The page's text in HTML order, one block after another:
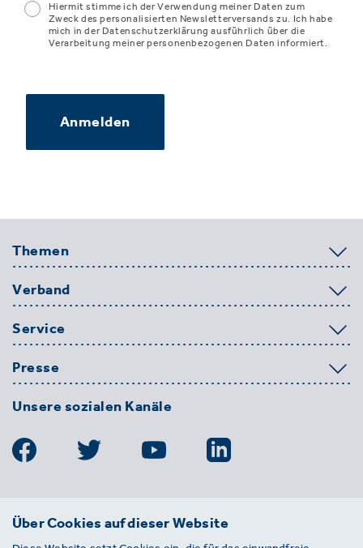
Hiermit stimme ich der Verwendung meiner Daten zum
Zweck des personalisierten Newsletterversands zu. Ich habe
mich in der Datenschutzerklärung ausführlich über die
Verarbeitung meiner personenbezogenen Daten informiert.
Anmelden
Themen
Verband
Service
Presse
Unsere sozialen Kanäle
BDE
Über Cookies auf dieser Website